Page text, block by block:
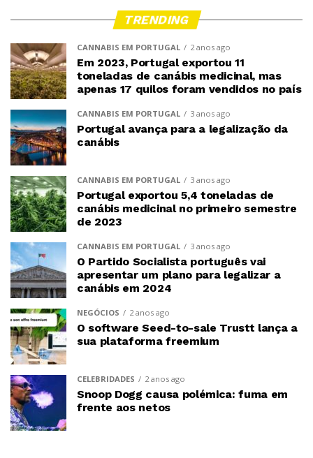
TRENDING
CANNABIS EM PORTUGAL 2 anos ago
Em 2023, Portugal exportou 11
toneladas de canábis medicinal, mas
apenas 17 quilos foram vendidos no país
CANNABIS EM PORTUGAL 3 anos ago
Portugal avança para a legalização da
canábis
CANNABIS EM PORTUGAL 3 anos ago
Portugal exportou 5,4 toneladas de
canábis medicinal no primeiro semestre
de 2023
CANNABIS EM PORTUGAL 3 anos ago
O Partido Socialista português vai
apresentar um plano para legalizar a
canábis em 2024
NEGÓCIOS 2 anos ago
O software Seed-to-sale Trustt lança a
sua plataforma freemium
CELEBRIDADES 2 anos ago
Snoop Dogg causa polémica: fuma em
frente aos netos